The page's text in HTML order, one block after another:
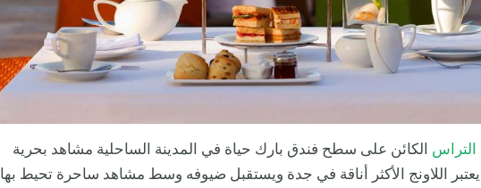
التراس الكائن على سطح فندق بارك حياة في المدينة الساحلية مشاهد بحرية
اللاونج الأكثر أناقة في جدة ويستقبل ضيوفه وسط مشاهد ساحرة تحيط بها